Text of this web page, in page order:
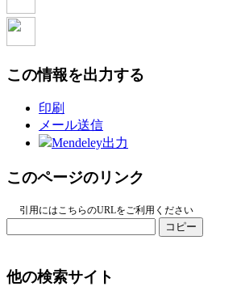
この情報を出力する
印刷
メール送信
Mendeley出力
このページのリンク
引用にはこちらのURLをご利用ください
コピー
他の検索サイト